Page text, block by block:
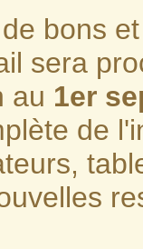
bons
sera
au 1er
de